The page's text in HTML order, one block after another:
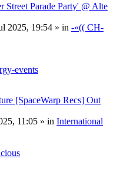
Parade Party' @ Alte
2025, 19:54 » in -«(( CH-
events
[SpaceWarp Recs] Out
11:05 » in International